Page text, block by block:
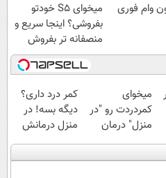
وام فوری
میخوای S5 خودتو
بفروشی؟ اینجا سریع و
منصفانه تر بفروش
میخوای
کمردردت رو "در
منزل" درمان
کنی؟ (◂فیلم +
◂پرسش‌نامه)
کمر درد داری؟
دیگه بسه! در
منزل درمانش
کن
(◀پرسش‌نامه)